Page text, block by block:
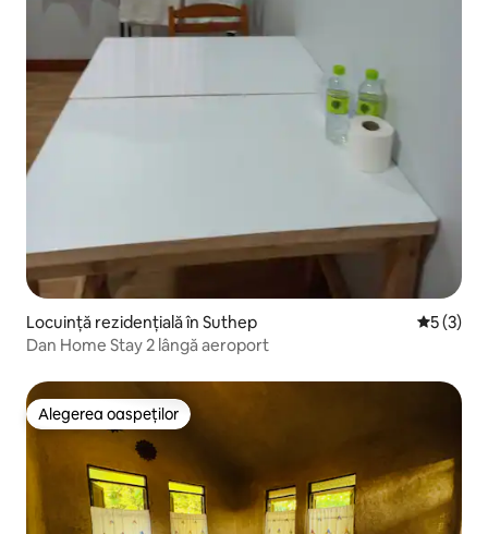
Locuință rezidențială în Suthep Scor
5 (3)
Dan Home Stay 2 lângă aeroport
Alegerea oaspeților
Alegerea oaspeților